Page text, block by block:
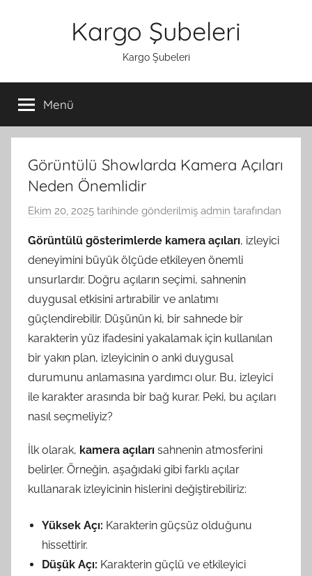
Kargo Şubeleri
Kargo Şubeleri
Menü
Görüntülü Showlarda Kamera Açıları
Neden Önemlidir
Ekim 20, 2025 tarihinde gönderilmiş admin tarafından
Görüntülü gösterimlerde kamera açıları, izleyici
deneyimini büyük ölçüde etkileyen önemli
unsurlardır. Doğru açıların seçimi, sahnenin
duygusal etkisini artırabilir ve anlatımı
güçlendirebilir. Düşünün ki, bir sahnede bir
karakterin yüz ifadesini yakalamak için kullanılan
bir yakın plan, izleyicinin o anki duygusal
durumunu anlamasına yardımcı olur. Bu, izleyici
ile karakter arasında bir bağ kurar. Peki, bu açıları
nasıl seçmeliyiz?
İlk olarak, kamera açıları sahnenin atmosferini
belirler. Örneğin, aşağıdaki gibi farklı açılar
kullanarak izleyicinin hislerini değiştirebiliriz:
Yüksek Açı: Karakterin güçsüz olduğunu
hissettirir.
Düşük Açı: Karakterin güçlü ve etkileyici